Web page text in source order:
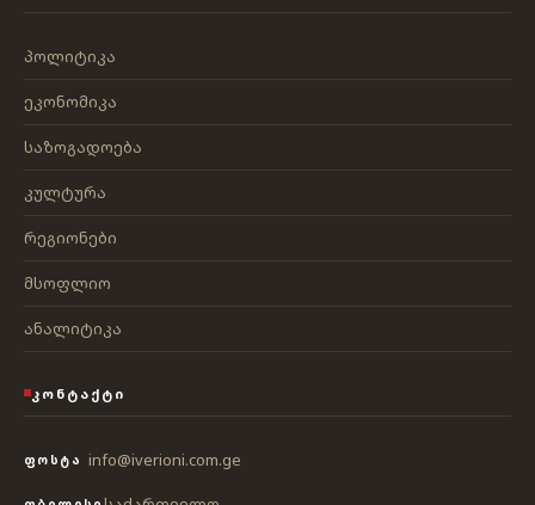
პოლიტიკა
ეკონომიკა
საზოგადოება
კულტურა
რეგიონები
მსოფლიო
ანალიტიკა
ᲙᲝᲜᲢᲐᲥᲢᲘ
ᲤᲝᲡᲢᲐ info@iverioni.com.ge